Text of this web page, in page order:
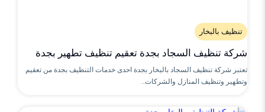
تنظيف بالبخار
شركة تنظيف السجاد بجدة تعقيم تنظيف تطهير بجدة
تعتبر شركة تنظيف السجاد بالبخار بجدة احدى خدمات التنظيف بجدة من تعقيم
وتطهير وتنظيف المنازل والشركات..